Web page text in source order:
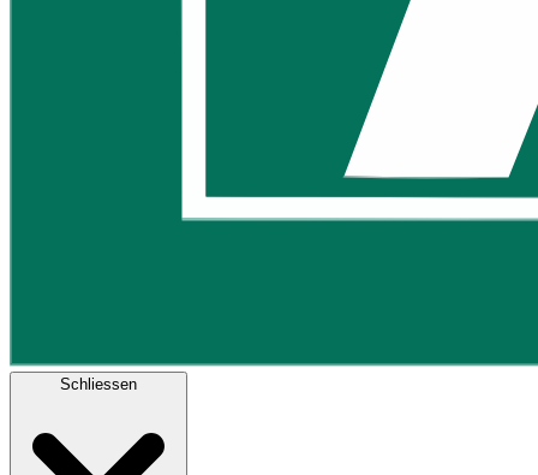
Schliessen